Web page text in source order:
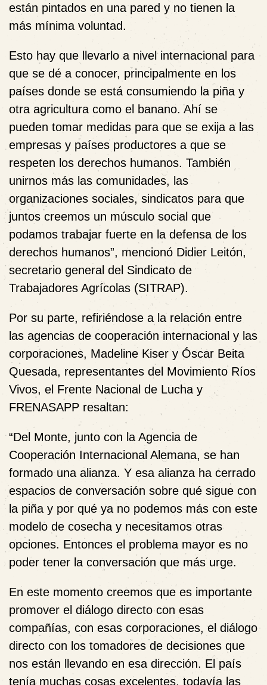
están pintados en una pared y no tienen la
más mínima voluntad.
Esto hay que llevarlo a nivel internacional para
que se dé a conocer, principalmente en los
países donde se está consumiendo la piña y
otra agricultura como el banano. Ahí se
pueden tomar medidas para que se exija a las
empresas y países productores a que se
respeten los derechos humanos. También
unirnos más las comunidades, las
organizaciones sociales, sindicatos para que
juntos creemos un músculo social que
podamos trabajar fuerte en la defensa de los
derechos humanos”, mencionó Didier Leitón,
secretario general del Sindicato de
Trabajadores Agrícolas (SITRAP).
Por su parte, refiriéndose a la relación entre
las agencias de cooperación internacional y las
corporaciones, Madeline Kiser y Óscar Beita
Quesada, representantes del Movimiento Ríos
Vivos, el Frente Nacional de Lucha y
FRENASAPP resaltan:
“Del Monte, junto con la Agencia de
Cooperación Internacional Alemana, se han
formado una alianza. Y esa alianza ha cerrado
espacios de conversación sobre qué sigue con
la piña y por qué ya no podemos más con este
modelo de cosecha y necesitamos otras
opciones. Entonces el problema mayor es no
poder tener la conversación que más urge.
En este momento creemos que es importante
promover el diálogo directo con esas
compañías, con esas corporaciones, el diálogo
directo con los tomadores de decisiones que
nos están llevando en esa dirección. El país
tenía muchas cosas excelentes, todavía las